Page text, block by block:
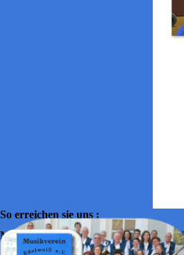
So erreichen sie uns :
Musikverein Edelweiss Wörth am